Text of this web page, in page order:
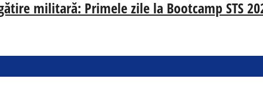
militară: Primele zile la Bootcamp STS